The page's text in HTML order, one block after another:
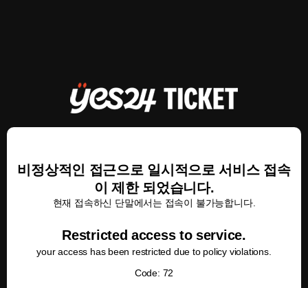
비정상적인 접근으로 일시적으로 서비스 접속
이 제한 되었습니다.
현재 접속하신 단말에서는 접속이 불가능합니다.
Restricted access to service.
your access has been restricted due to policy violations.
Code: 72